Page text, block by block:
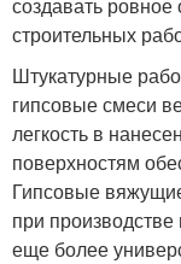
строительных
Штукатурные
гипсовые смеси
легкость в
поверхностям
Гипсовые
при производстве
еще более